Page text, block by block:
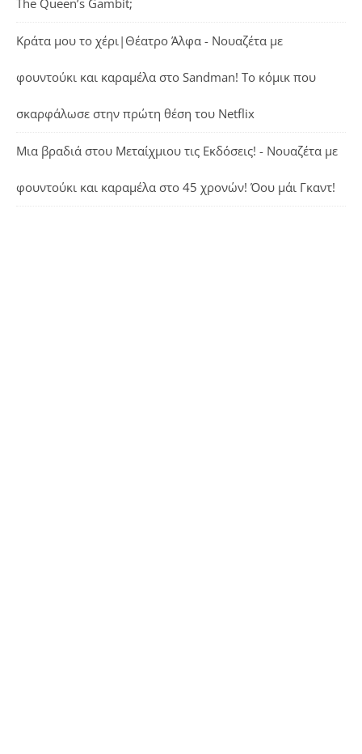
The Queen’s Gambit;
Κράτα μου το χέρι|Θέατρο Άλφα - Νουαζέτα με
φουντούκι και καραμέλα στο Sandman! Το κόμικ που
σκαρφάλωσε στην πρώτη θέση του Netflix
Μια βραδιά στου Μεταίχμιου τις Εκδόσεις! - Νουαζέτα με
φουντούκι και καραμέλα στο 45 χρονών! Όου μάι Γκαντ!